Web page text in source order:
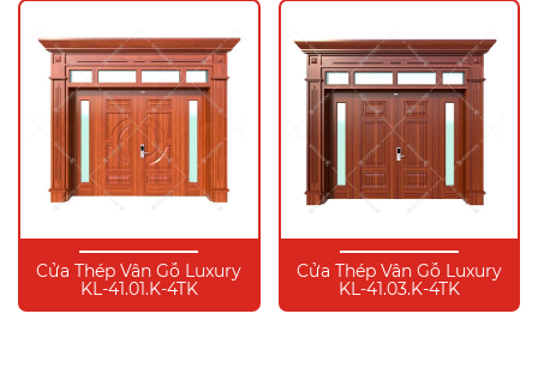
Cửa Thép Vân Gỗ Luxury
KL-41.01.K-4TK
Cửa Thép Vân Gỗ Luxury
KL-41.03.K-4TK